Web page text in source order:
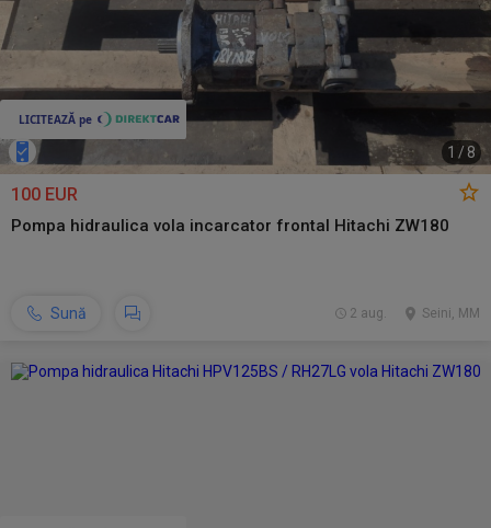
1 / 8
100 EUR
Pompa hidraulica vola incarcator frontal Hitachi ZW180
Sună Seini, MM
2 aug.